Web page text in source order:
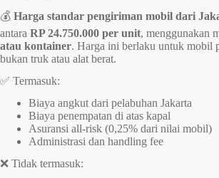
💰 Harga standar pengiriman mobil dari
antara RP 24.750.000 per unit, menggunakan
atau kontainer. Harga ini berlaku untuk mobil
bukan truk atau alat berat.
✅ Termasuk:
Biaya angkut dari pelabuhan Jakarta
Biaya penempatan di atas kapal
Asuransi all-risk (0,25% dari nilai mobil)
Administrasi dan handling fee
❌ Tidak termasuk: